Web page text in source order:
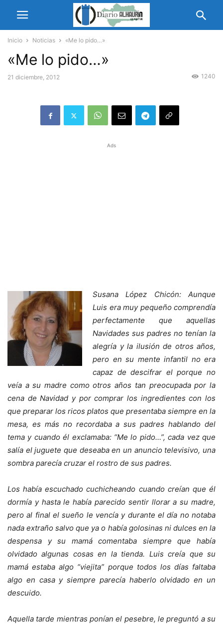
Inicio Noticias «Me lo pido…»
«Me lo pido…»
21 diciembre, 2012 1240
Ads
Susana López Chicón: Aunque
Luis era muy pequeño comprendía
perfectamente que aquellas
Navidades sus padres no tenían la
alegría y la ilusión de otros años,
pero en su mente infantil no era
capaz de descifrar el porque no
veía a su madre como otros años tan preocupada por la
cena de Navidad y por comprar los ingredientes con los
que preparar los ricos platos que presentaba siempre en la
mesa, es más no recordaba a sus padres hablando del
tema y cuando él exclamaba: “Me lo pido…”, cada vez que
salía el juguete que deseaba en un anuncio televisivo, una
sombra parecía cruzar el rostro de sus padres.
Los había escuchado cuchicheando cuando creían que él
dormía y hasta le había parecido sentir llorar a su madre,
pero al final el sueño le vencía y durante el día no notaba
nada extraño salvo que ya o había golosinas ni dulces en la
despensa y su mamá comentaba siempre que había
olvidado algunas cosas en la tienda. Luis creía que su
mamá estaba algo “viejita” porque todos los días faltaba
algo en casa y siempre parecía haberlo olvidado en un
descuido.
Aquella tarde mientras ponían el pesebre, le preguntó a su